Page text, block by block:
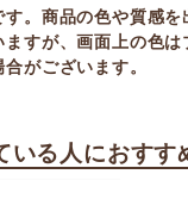
。商品の色や質感を
すが、画面上の色は
がございます。
いる人におすす